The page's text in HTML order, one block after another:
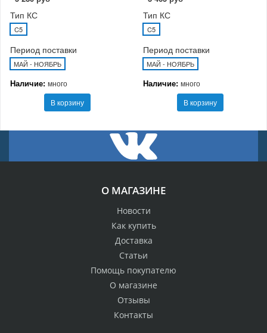
Тип КС
C5
Период поставки
МАЙ - НОЯБРЬ
Наличие: много
В корзину
Тип КС
C5
Период поставки
МАЙ - НОЯБРЬ
Наличие: много
В корзину
О МАГАЗИНЕ
Новости
Как купить
Доставка
Статьи
Помощь покупателю
О магазине
Отзывы
Контакты